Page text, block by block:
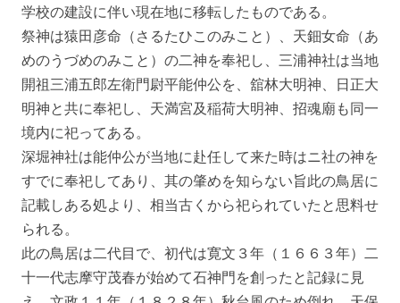
学校の建設に伴い現在地に移転したものである。
祭神は猿田彦命（さるたひこのみこと）、天鈿女命（あ
めのうづめのみこと）の二神を奉祀し、三浦神社は当地
開祖三浦五郎左衛門尉平能仲公を、舘林大明神、日正大
明神と共に奉祀し、天満宮及稲荷大明神、招魂廟も同一
境内に祀ってある。
深堀神社は能仲公が当地に赴任して来た時はニ社の神を
すでに奉祀してあり、其の肇めを知らない旨此の鳥居に
記載しある処より、相当古くから祀られていたと思料せ
られる。
此の鳥居は二代目で、初代は寛文３年（１６６３年）二
十一代志摩守茂春が始めて石神門を創ったと記録に見